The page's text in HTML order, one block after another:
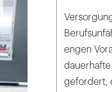
engen
gefordert,